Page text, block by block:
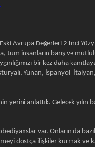
Avrupa Değerleri 21nci
tüm insanların barış ve
bir kez daha
Yunan, İspanyol, İtalyan,
yerini anlattık. Gelecek yılın
var. Onların da
dostça ilişkiler kurmak ve